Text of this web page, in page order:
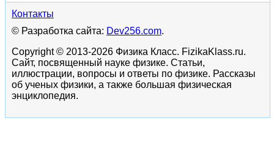
Контакты
© Разработка сайта: Dev256.com.
Copyright © 2013-2026 Физика Класс. FizikaKlass.ru.
Сайт, посвященный науке физике. Статьи,
иллюстрации, вопросы и ответы по физике. Рассказы
об ученых физики, а также большая физическая
энциклопедия.